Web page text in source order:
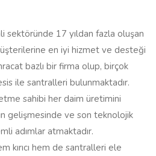
sektöründe 17 yıldan fazla oluşan
en iyi hizmet ve desteği
bazlı bir firma olup, birçok
ile santralleri bulunmaktadır.
sahibi her daim üretimini
gelişmesinde ve son teknolojik
adımlar atmaktadır.
kırıcı hem de santralleri ele